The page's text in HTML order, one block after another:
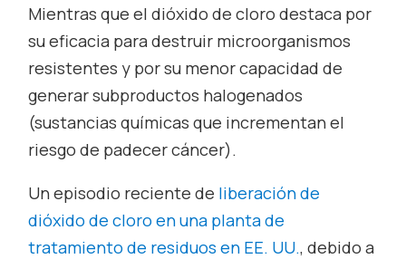
Mientras que el dióxido de cloro destaca por
su eficacia para destruir microorganismos
resistentes y por su menor capacidad de
generar subproductos halogenados
(sustancias químicas que incrementan el
riesgo de padecer cáncer).
Un episodio reciente de liberación de
dióxido de cloro en una planta de
tratamiento de residuos en EE. UU., debido a